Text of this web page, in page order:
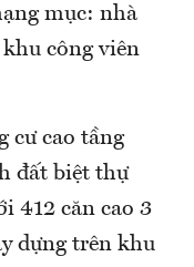
mục: nhà
công viên
cư cao tầng
đất biệt thự
412 căn cao 3
dựng trên khu